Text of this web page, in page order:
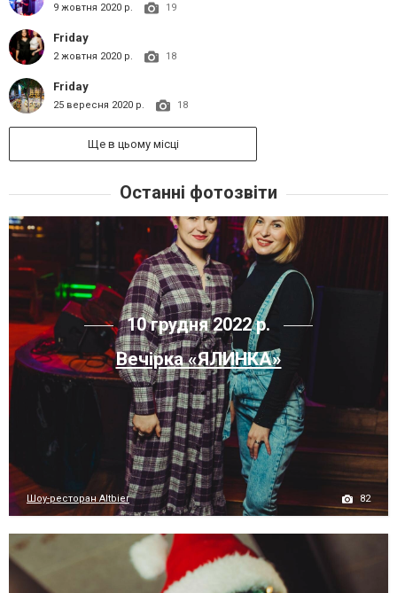
9 жовтня 2020 р. 19
Friday
2 жовтня 2020 р. 18
Friday
25 вересня 2020 р. 18
Ще в цьому місці
Останні фотозвіти
10 грудня 2022 р.
Вечірка «ЯЛИНКА»
Шоу-ресторан Altbier 82